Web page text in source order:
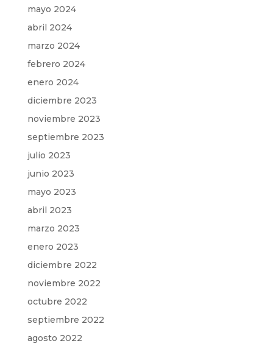
mayo 2024
abril 2024
marzo 2024
febrero 2024
enero 2024
diciembre 2023
noviembre 2023
septiembre 2023
julio 2023
junio 2023
mayo 2023
abril 2023
marzo 2023
enero 2023
diciembre 2022
noviembre 2022
octubre 2022
septiembre 2022
agosto 2022